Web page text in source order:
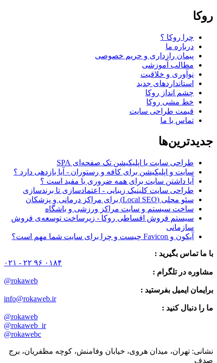
روکا
چرا روکا ؟
درباره ما
پیمان رازداری و حریم خصوصی
مطالب آموزشی
نوآوری و خلاقیت
استانداردهای جدید
چشم انداز روکا
خط مشی روکا
قیمت طراحی سایت
تماس با ما
جدیدترین‌ها
طراحی سایت یا اپلیکیشن تک صفحه‌ای SPA
سایت و اپلیکیشن برای کافه و رستوران - آیا بازدهی دارد ؟
آیا داشتن سایت برای همه ضروری یا مفید است ؟
طراحی سایت کلینیک زیبایی - اعتمادسازی تا برندسازی
سئو محلی (Local SEO) برای مراکز درمانی و پزشکان
ساخت سیستم و سایت مراکز ورزشی و باشگاه
سیستم فروش اقساطی روکا - زیرساخت توسعه‌ی فروش
سازمانی
آیکون و Favicon چیست و چرا برای سایت شما مهم است؟
با ما تماس بگیرید :
۰۲۱ - ۲۲ ۹۶ ۰۱۸۴
مشاوره در تلگرام :
@rokaweb
برایمان ایمیل بفرستید :
info@rokaweb.ir
ما را دنبال کنید :
@rokaweb
@rokaweb_ir
@rokawebc
نشانی: تهران، میدان هروی، خیابان وفامنش، کوچه مظفریان، برج
صدف